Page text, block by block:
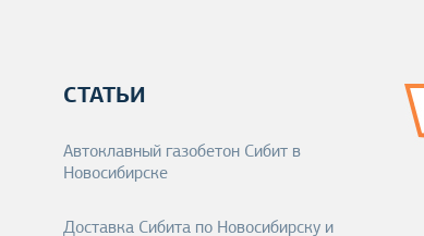
СТАТЬИ
Автоклавный газобетон Сибит в
Новосибирске
Доставка Сибита по Новосибирску и